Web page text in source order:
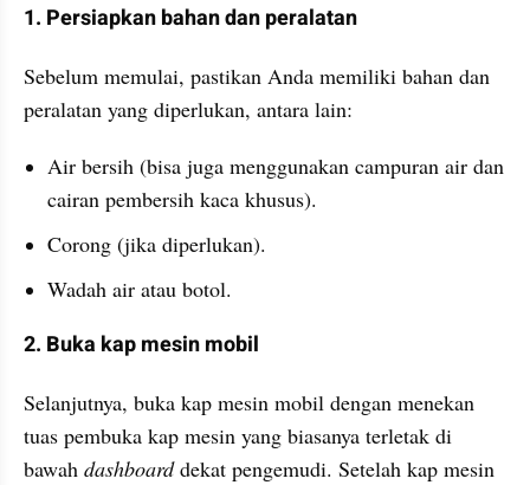
1. Persiapkan bahan dan peralatan
Sebelum memulai, pastikan Anda memiliki bahan dan
peralatan yang diperlukan, antara lain:
Air bersih (bisa juga menggunakan campuran air dan
cairan pembersih kaca khusus).
Corong (jika diperlukan).
Wadah air atau botol.
2. Buka kap mesin mobil
Selanjutnya, buka kap mesin mobil dengan menekan
tuas pembuka kap mesin yang biasanya terletak di
bawah dashboard dekat pengemudi. Setelah kap mesin